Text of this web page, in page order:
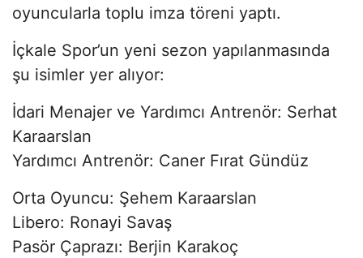
oyuncularla toplu imza töreni yaptı.
İçkale Spor’un yeni sezon yapılanmasında
şu isimler yer alıyor:
İdari Menajer ve Yardımcı Antrenör: Serhat
Karaarslan
Yardımcı Antrenör: Caner Fırat Gündüz
Orta Oyuncu: Şehem Karaarslan
Libero: Ronayi Savaş
Pasör Çaprazı: Berjin Karakoç